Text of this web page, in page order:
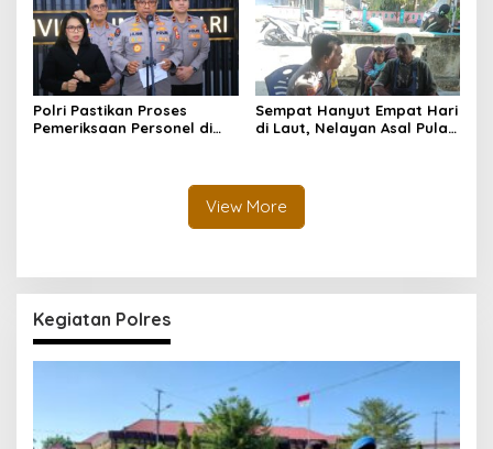
Polri Pastikan Proses
Pemeriksaan Personel di
Sempat Hanyut Empat Hari
di Laut, Nelayan Asal Pulau
View More
Kegiatan Polres